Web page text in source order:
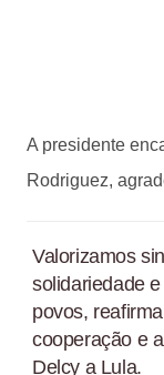
A presidente
Rodriguez,
Valorizamos
solidariedade
povos,
cooperação e
Delcy a Lula.